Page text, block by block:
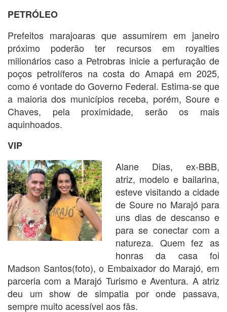
PETRÓLEO
Prefeitos marajoaras que assumirem em janeiro
próximo poderão ter recursos em royalties
milionários caso a Petrobras inicie a perfuração de
poços petrolíferos na costa do Amapá em 2025,
como é vontade do Governo Federal. Estima-se que
a maioria dos municípios receba, porém, Soure e
Chaves, pela proximidade, serão os mais
aquinhoados.
VIP
Alane Dias, ex-BBB,
atriz, modelo e bailarina,
esteve visitando a cidade
de Soure no Marajó para
uns dias de descanso e
para se conectar com a
natureza. Quem fez as
honras da casa foi
Madson Santos(foto), o Embaixador do Marajó, em
parceria com a Marajó Turismo e Aventura. A atriz
deu um show de simpatia por onde passava,
sempre muito acessível aos fãs.